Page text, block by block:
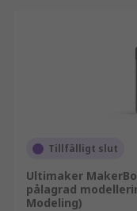
Tillfälligt slut
Ultimaker
pålagrad
Modeling)